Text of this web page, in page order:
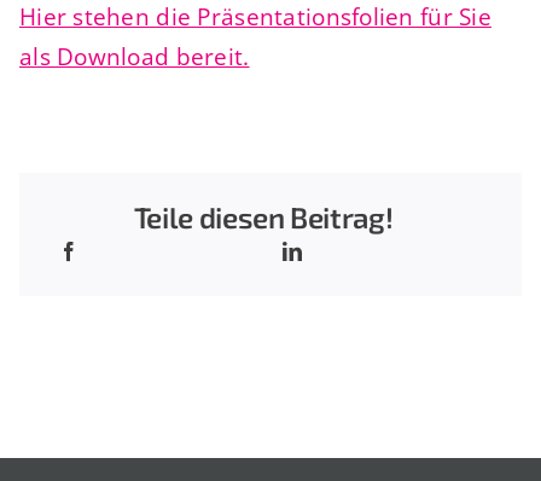
Hier stehen die Präsentationsfolien für Sie
als Download bereit.
Teile diesen Beitrag!